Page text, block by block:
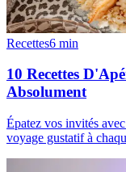
Recettes6 min
10 Recettes
Absolument
Épatez vos invités
voyage gustatif à